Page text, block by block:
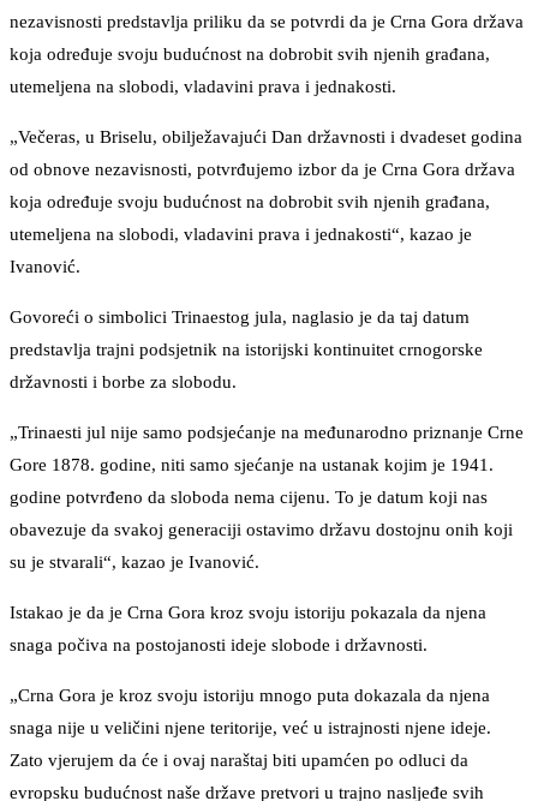
nezavisnosti predstavlja priliku da se potvrdi da je Crna Gora država
koja određuje svoju budućnost na dobrobit svih njenih građana,
utemeljena na slobodi, vladavini prava i jednakosti.
„Večeras, u Briselu, obilježavajući Dan državnosti i dvadeset godina
od obnove nezavisnosti, potvrđujemo izbor da je Crna Gora država
koja određuje svoju budućnost na dobrobit svih njenih građana,
utemeljena na slobodi, vladavini prava i jednakosti“, kazao je
Ivanović.
Govoreći o simbolici Trinaestog jula, naglasio je da taj datum
predstavlja trajni podsjetnik na istorijski kontinuitet crnogorske
državnosti i borbe za slobodu.
„Trinaesti jul nije samo podsjećanje na međunarodno priznanje Crne
Gore 1878. godine, niti samo sjećanje na ustanak kojim je 1941.
godine potvrđeno da sloboda nema cijenu. To je datum koji nas
obavezuje da svakoj generaciji ostavimo državu dostojnu onih koji
su je stvarali“, kazao je Ivanović.
Istakao je da je Crna Gora kroz svoju istoriju pokazala da njena
snaga počiva na postojanosti ideje slobode i državnosti.
„Crna Gora je kroz svoju istoriju mnogo puta dokazala da njena
snaga nije u veličini njene teritorije, već u istrajnosti njene ideje.
Zato vjerujem da će i ovaj naraštaj biti upamćen po odluci da
evropsku budućnost naše države pretvori u trajno nasljeđe svih